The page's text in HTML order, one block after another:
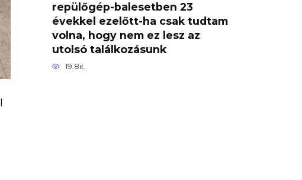
repülőgép-balesetben 23
évekkel ezelőtt-ha csak tudtam
volna, hogy nem ez lesz az
utolsó találkozásunk
19.8к.